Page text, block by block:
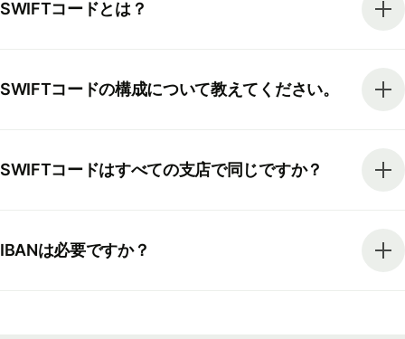
SWIFTコードとは？
SWIFTコードの構成について教えてください。
SWIFTコードはすべての支店で同じですか？
IBANは必要ですか？